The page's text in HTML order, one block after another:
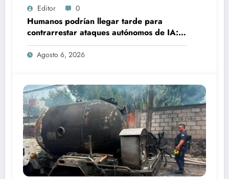
Editor 0
Humanos podrían llegar tarde para
contrarrestar ataques autónomos de IA:
experto
Agosto 6, 2026